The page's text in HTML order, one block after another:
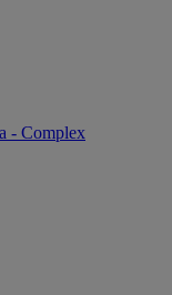
- Complex